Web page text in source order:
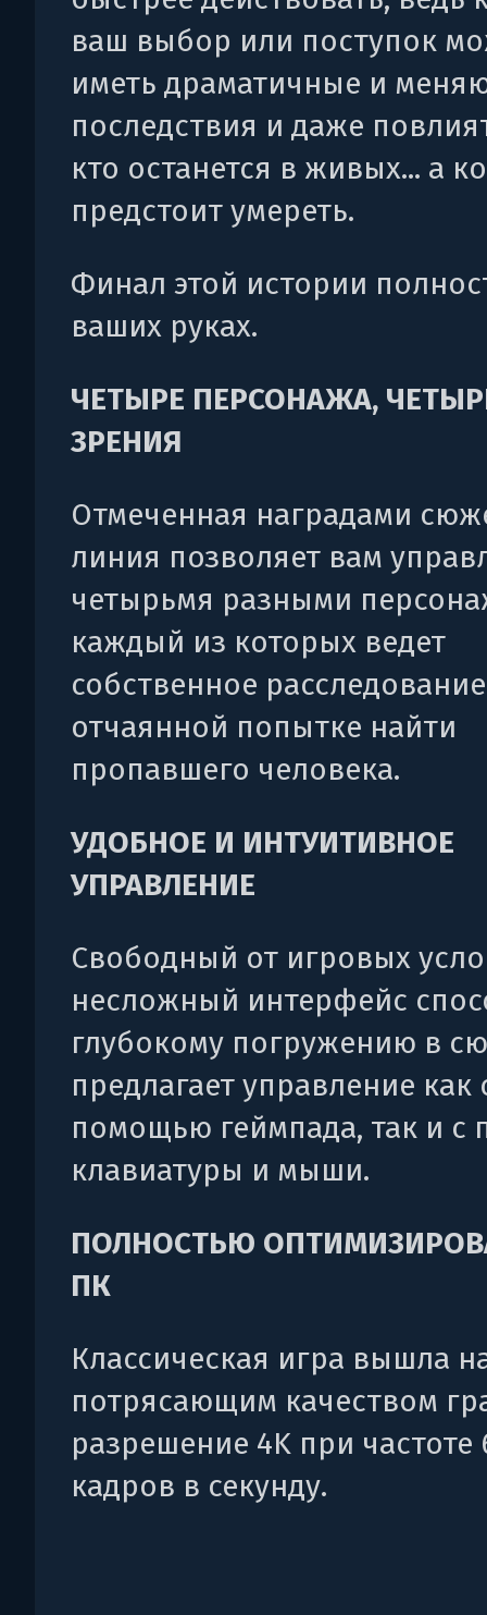
ваш выбор или поступок
иметь драматичные и
последствия и даже
кто останется в живых... а
предстоит умереть.
Финал этой истории
ваших руках.
ЧЕТЫРЕ ПЕРСОНАЖА,
ЗРЕНИЯ
Отмеченная наградами
линия позволяет вам
четырьмя разными
каждый из которых ведет
собственное
отчаянной попытке найти
пропавшего человека.
УДОБНОЕ И ИНТУИТИВНОЕ
УПРАВЛЕНИЕ
Свободный от игровых
несложный интерфейс
глубокому погружению в
предлагает управление как
помощью геймпада, так и
клавиатуры и мыши.
ПОЛНОСТЬЮ
ПК
Классическая игра вышла
потрясающим качеством
разрешение 4K при частоте
кадров в секунду.